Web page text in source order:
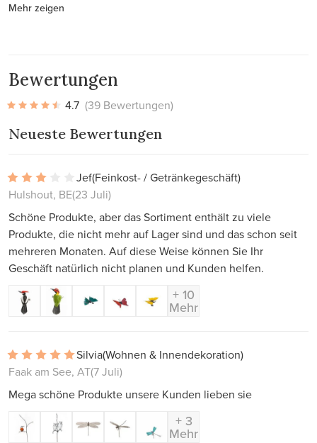
Mehr zeigen
Bewertungen
4.7 (39 Bewertungen)
Neueste Bewertungen
Jef(Feinkost- / Getränkegeschäft)
Hulshout, BE(23 Juli)
Schöne Produkte, aber das Sortiment enthält zu viele
Produkte, die nicht mehr auf Lager sind und das schon seit
mehreren Monaten. Auf diese Weise können Sie Ihr
Geschäft natürlich nicht planen und Kunden helfen.
+ 10
Mehr
Silvia(Wohnen & Innendekoration)
Faak am See, AT(7 Juli)
Mega schöne Produkte unsere Kunden lieben sie
+ 3
Mehr